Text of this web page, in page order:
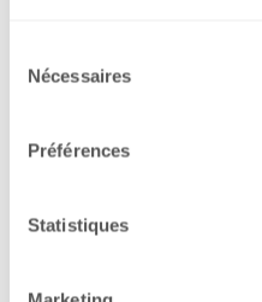
Nécessaires
Préférences
Statistiques